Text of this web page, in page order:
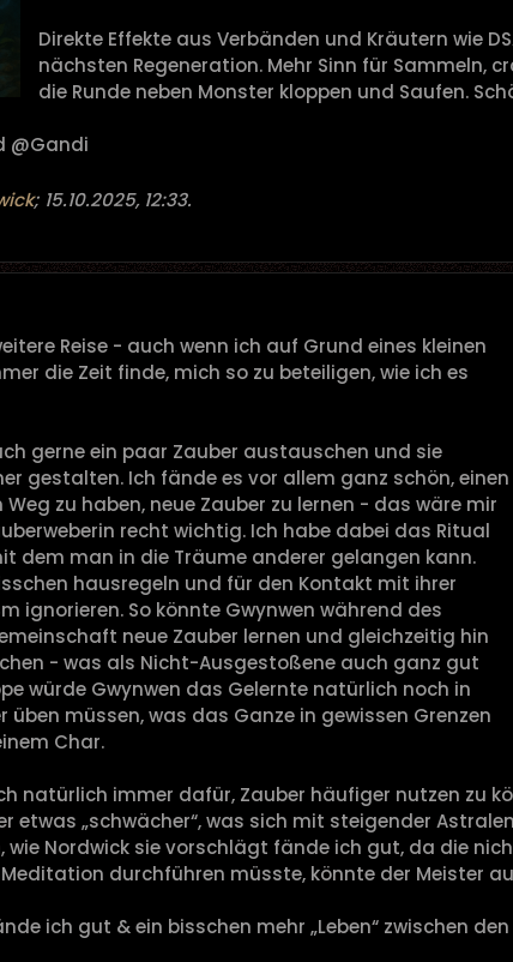
Direkte Effekte aus Verbänden und Kräutern wie
nächsten Regeneration. Mehr Sinn für Sammeln,
die Runde neben Monster kloppen und Saufen.
@Gandi
; 15.10.2025, 12:33.
Reise - auch wenn ich auf Grund eines kleinen
die Zeit finde, mich so zu beteiligen, wie ich es
gerne ein paar Zauber austauschen und sie
gestalten. Ich fände es vor allem ganz schön, einen
zu haben, neue Zauber zu lernen - das wäre mir
recht wichtig. Ich habe dabei das Ritual
dem man in die Träume anderer gelangen kann.
hausregeln und für den Kontakt mit ihrer
ignorieren. So könnte Gwynwen während des
neue Zauber lernen und gleichzeitig hin
- was als Nicht-Ausgestoßene auch ganz gut
würde Gwynwen das Gelernte natürlich noch in
üben müssen, was das Ganze in gewissen Grenzen
Char.
natürlich immer dafür, Zauber häufiger nutzen zu
etwas „schwächer“, was sich mit steigender
wie Nordwick sie vorschlägt fände ich gut, da die
durchführen müsste, könnte der Meister
ich gut & ein bisschen mehr „Leben“ zwischen